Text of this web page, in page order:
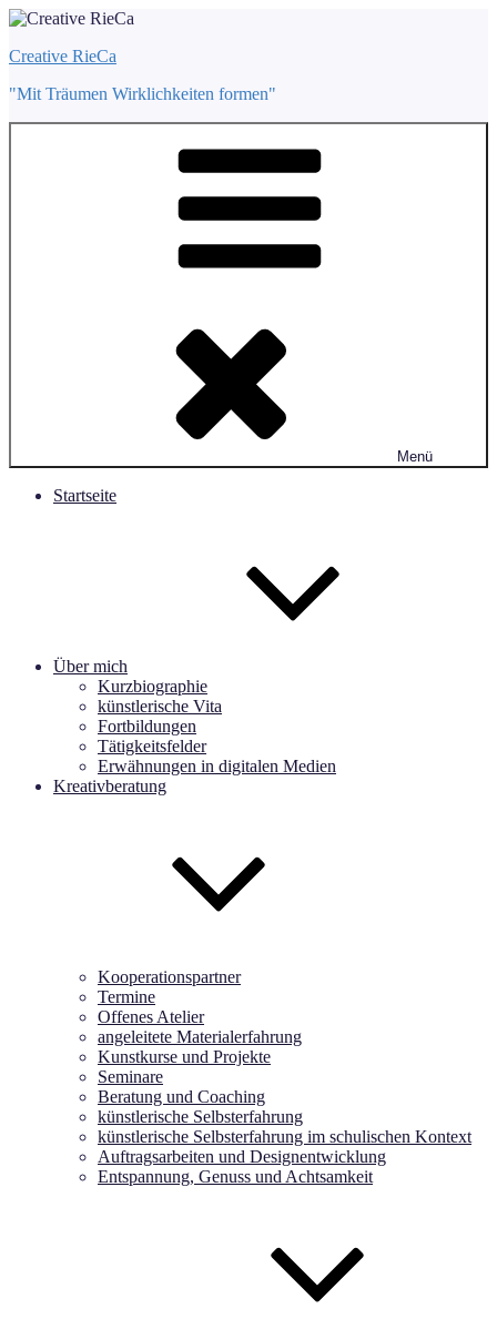
Zum
springen
Creative RieCa
"Mit Träumen Wirklichkeiten formen"
Menü
Startseite
Über mich
Kurzbiographie
künstlerische Vita
Fortbildungen
Tätigkeitsfelder
Erwähnungen in digitalen Medien
Kreativberatung
Kooperationspartner
Termine
Offenes Atelier
angeleitete Materialerfahrung
Kunstkurse und Projekte
Seminare
Beratung und Coaching
künstlerische Selbsterfahrung
künstlerische Selbsterfahrung im schulischen Kontext
Auftragsarbeiten und Designentwicklung
Entspannung, Genuss und Achtsamkeit